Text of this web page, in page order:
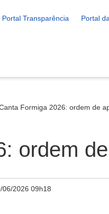
Portal Transparência Portal
Formiga 2026: ordem de
ordem
06/2026 09h18